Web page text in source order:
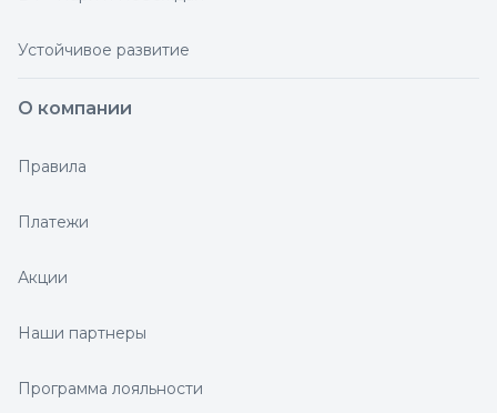
Устойчивое развитие
О компании
Правила
Платежи
Акции
Наши партнеры
Программа лояльности